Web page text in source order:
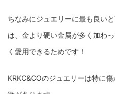
ちなみにジュエリーに最も良い
は、金より硬い金属が多く加わ
く愛用できるためです！
KRKC&COのジュエリーは特に